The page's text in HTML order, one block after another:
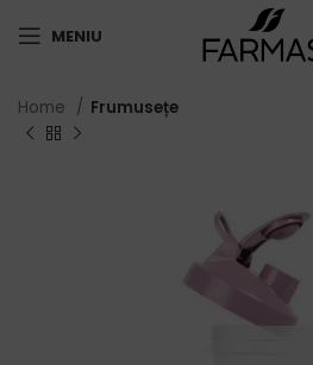
MENIU
Home Frumusețe